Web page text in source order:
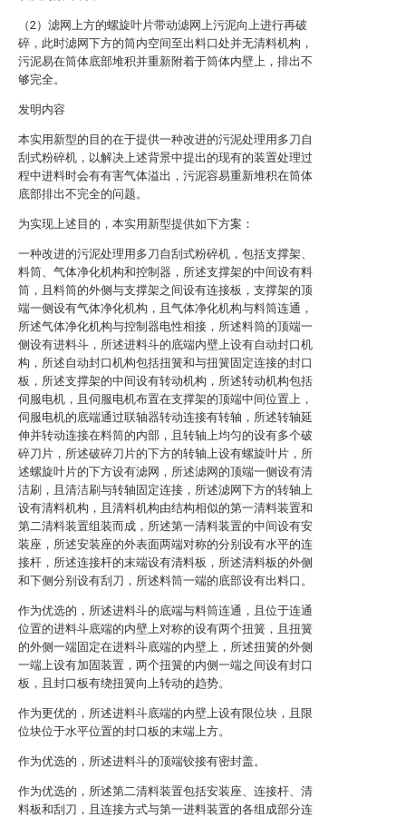
（2）滤网上方的螺旋叶片带动滤网上污泥向上进行再破
碎，此时滤网下方的筒内空间至出料口处并无清料机构，
污泥易在筒体底部堆积并重新附着于筒体内壁上，排出不
够完全。
发明内容
本实用新型的目的在于提供一种改进的污泥处理用多刀自
刮式粉碎机，以解决上述背景中提出的现有的装置处理过
程中进料时会有有害气体溢出，污泥容易重新堆积在筒体
底部排出不完全的问题。
为实现上述目的，本实用新型提供如下方案：
一种改进的污泥处理用多刀自刮式粉碎机，包括支撑架、
料筒、气体净化机构和控制器，所述支撑架的中间设有料
筒，且料筒的外侧与支撑架之间设有连接板，支撑架的顶
端一侧设有气体净化机构，且气体净化机构与料筒连通，
所述气体净化机构与控制器电性相接，所述料筒的顶端一
侧设有进料斗，所述进料斗的底端内壁上设有自动封口机
构，所述自动封口机构包括扭簧和与扭簧固定连接的封口
板，所述支撑架的中间设有转动机构，所述转动机构包括
伺服电机，且伺服电机布置在支撑架的顶端中间位置上，
伺服电机的底端通过联轴器转动连接有转轴，所述转轴延
伸并转动连接在料筒的内部，且转轴上均匀的设有多个破
碎刀片，所述破碎刀片的下方的转轴上设有螺旋叶片，所
述螺旋叶片的下方设有滤网，所述滤网的顶端一侧设有清
洁刷，且清洁刷与转轴固定连接，所述滤网下方的转轴上
设有清料机构，且清料机构由结构相似的第一清料装置和
第二清料装置组装而成，所述第一清料装置的中间设有安
装座，所述安装座的外表面两端对称的分别设有水平的连
接杆，所述连接杆的末端设有清料板，所述清料板的外侧
和下侧分别设有刮刀，所述料筒一端的底部设有出料口。
作为优选的，所述进料斗的底端与料筒连通，且位于连通
位置的进料斗底端的内壁上对称的设有两个扭簧，且扭簧
的外侧一端固定在进料斗底端的内壁上，所述扭簧的外侧
一端上设有加固装置，两个扭簧的内侧一端之间设有封口
板，且封口板有绕扭簧向上转动的趋势。
作为更优的，所述进料斗底端的内壁上设有限位块，且限
位块位于水平位置的封口板的末端上方。
作为优选的，所述进料斗的顶端铰接有密封盖。
作为优选的，所述第二清料装置包括安装座、连接杆、清
料板和刮刀，且连接方式与第一进料装置的各组成部分连